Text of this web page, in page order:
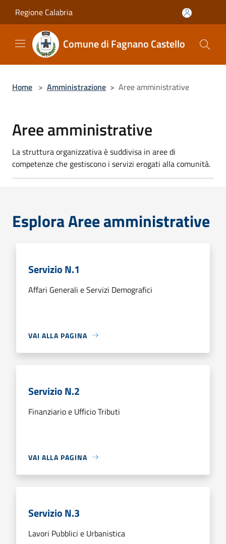
Regione Calabria
Comune di Fagnano Castello
Home > Amministrazione > Aree amministrative
Aree amministrative
La struttura organizzativa è suddivisa in aree di
competenze che gestiscono i servizi erogati alla comunità.
Esplora Aree amministrative
Servizio N.1
Affari Generali e Servizi Demografici
VAI ALLA PAGINA
Servizio N.2
Finanziario e Ufficio Tributi
VAI ALLA PAGINA
Servizio N.3
Lavori Pubblici e Urbanistica